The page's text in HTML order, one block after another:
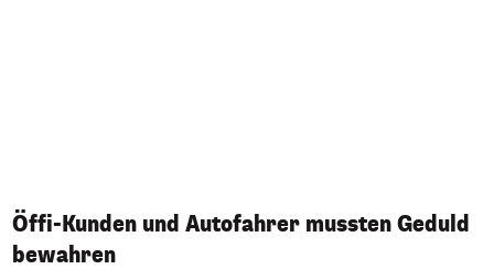
Öffi-Kunden und Autofahrer mussten Geduld
bewahren